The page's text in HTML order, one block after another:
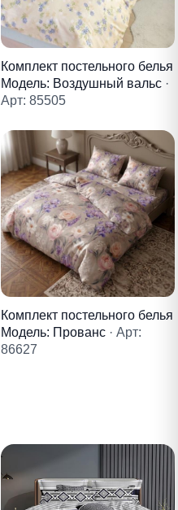
Комплект постельного белья
Модель: Воздушный вальс ·
Арт: 85505
Комплект постельного белья
Модель: Прованс · Арт:
86627